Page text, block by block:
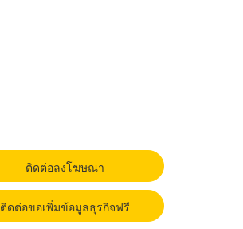
ติดต่อลงโฆษณา
ติดต่อขอเพิ่มข้อมูลธุรกิจฟรี